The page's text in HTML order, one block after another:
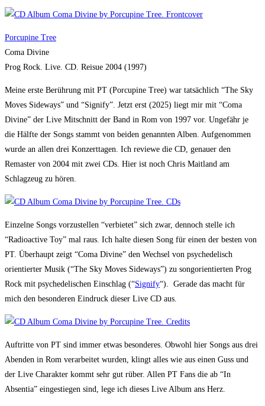
Porcupine Tree
Coma Divine
Prog Rock. Live. CD. Reisue 2004 (1997)
Meine erste Berührung mit PT (Porcupine Tree) war tatsächlich “The Sky
Moves Sideways” und “Signify”. Jetzt erst (2025) liegt mir mit “Coma
Divine” der Live Mitschnitt der Band in Rom von 1997 vor. Ungefähr je
die Hälfte der Songs stammt von beiden genannten Alben. Aufgenommen
wurde an allen drei Konzerttagen. Ich reviewe die CD, genauer den
Remaster von 2004 mit zwei CDs. Hier ist noch Chris Maitland am
Schlagzeug zu hören.
Einzelne Songs vorzustellen “verbietet” sich zwar, dennoch stelle ich
“Radioactive Toy” mal raus. Ich halte diesen Song für einen der besten von
PT. Überhaupt zeigt “Coma Divine” den Wechsel von psychedelisch
orientierter Musik (“The Sky Moves Sideways”) zu songorientierten Prog
Rock mit psychedelischen Einschlag (“Signify“). Gerade das macht für
mich den besonderen Eindruck dieser Live CD aus.
Auftritte von PT sind immer etwas besonderes. Obwohl hier Songs aus drei
Abenden in Rom verarbeitet wurden, klingt alles wie aus einen Guss und
der Live Charakter kommt sehr gut rüber. Allen PT Fans die ab “In
Absentia” eingestiegen sind, lege ich dieses Live Album ans Herz.